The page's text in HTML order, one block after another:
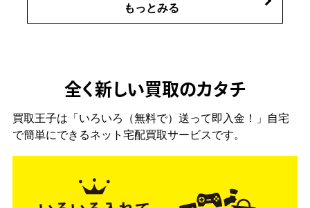
もっとみる
全く新しい買取のカタチ
買取王子は「いろいろ（無料で）送って即入金！」自宅
で簡単にできるネット宅配買取サービスです。